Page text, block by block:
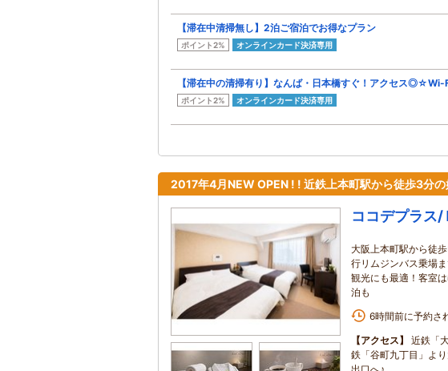
【滞在中清掃無し】2泊ご宿泊でお得なプラン
ポイント2% オンラインカード決済専用
【滞在中の清掃有り】なんば・日本橋すぐ！アクセス
ポイント2% オンラインカード決済専用
2017年4月NEW OPEN ! ! 近鉄上本町駅から徒歩3分の
ココデプラス
大阪上本町駅から徒
行リムジンバス乗場
観光にも最適！客室
泊も
6時間前に予約さ
【アクセス】
近鉄「
鉄「谷町九丁目」よ